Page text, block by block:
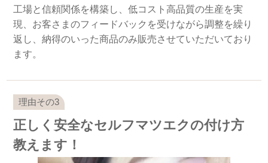
工場と信頼関係を構築し、低コスト高品質の生産を実
現、お客さまのフィードバックを受けながら調整を繰り
返し、納得のいった商品のみ販売させていただいており
ます。
正しく安全なセルフマツエクの付け方
教えます！